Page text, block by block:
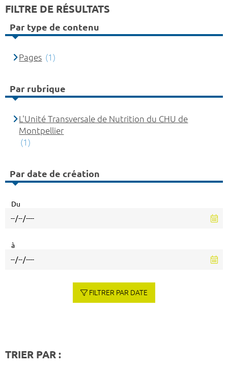
FILTRE DE RÉSULTATS
Par type de contenu
Pages (1)
Par rubrique
L'Unité Transversale de Nutrition du CHU de
Montpellier
(1)
Par date de création
Du
à
FILTRER PAR DATE
TRIER PAR :